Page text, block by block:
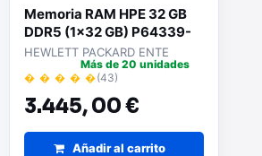
Memoria RAM HPE 32 GB
DDR5 (1x32 GB) P64339-
B21 - Para servidores | Alto
rendimiento | Módulo único
HEWLETT PACKARD ENTE
� � � � �(43)
3.445,00 €
Más de 20 unidades
Añadir al carrito